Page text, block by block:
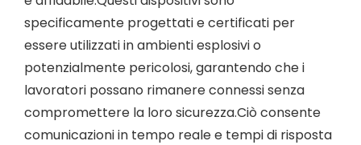
specificamente progettati e certificati per
essere utilizzati in ambienti esplosivi o
potenzialmente pericolosi, garantendo che i
lavoratori possano rimanere connessi senza
compromettere la loro sicurezza.Ciò consente
comunicazioni in tempo reale e tempi di risposta